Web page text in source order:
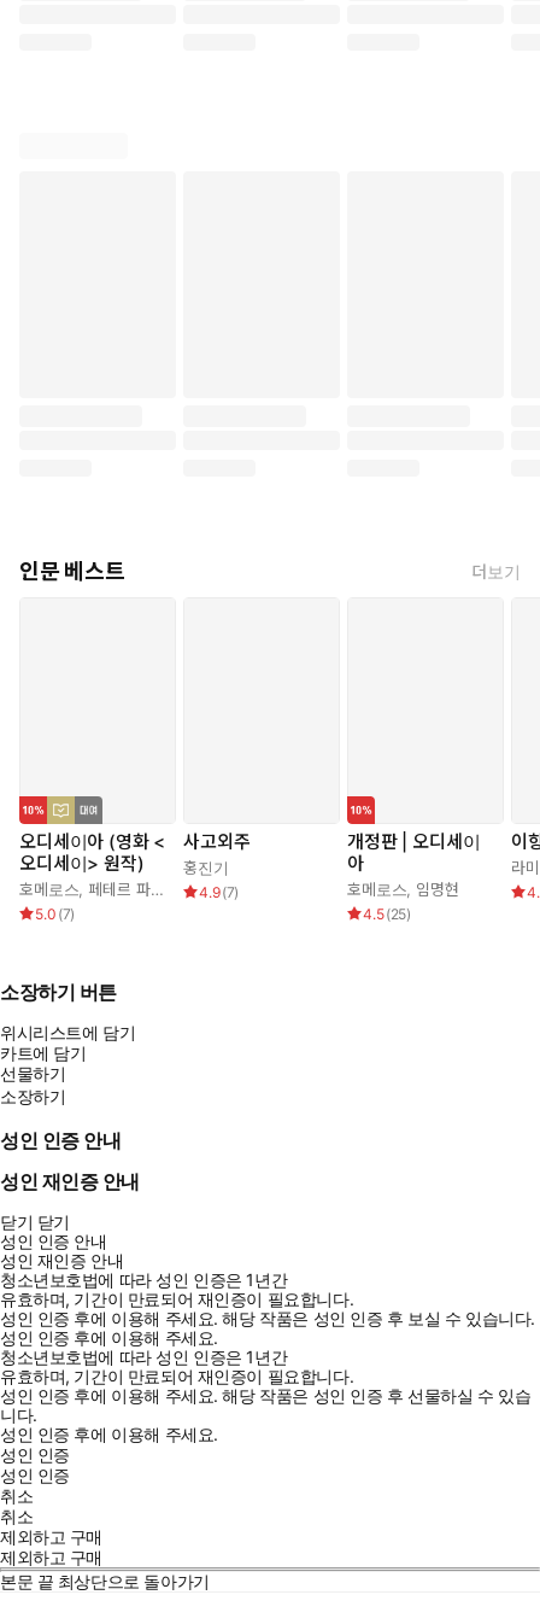
인문 베스트 더보기
오디세이아 (영화 <
오디세이> 원작)
호메로스 페테르 파울 루벤스 ,박문재
5.0 (7)
사고외주
홍진기
4.9(7)
개정판 | 오디세이
아
호메로스 임명현
4.5(25)
이
라
소장하기 버튼
위시리스트에 담기
카트에 담기
선물하기
소장하기
성인 인증 안내
성인 재인증 안내
닫기 닫기
성인 인증 안내
성인 재인증 안내
청소년보호법에 따라 성인 인증은 1년간
유효하며, 기간이 만료되어 재인증이 필요합니다.
성인 인증 후에 이용해 주세요.해당 작품은 성인 인증 후 보실 수 있습니다.
성인 인증 후에 이용해 주세요.
청소년보호법에 따라 성인 인증은 1년간
유효하며, 기간이 만료되어 재인증이 필요합니다.
성인 인증 후에 이용해 주세요.해당 작품은 성인 인증 후 선물하실 수 있습
니다.
성인 인증 후에 이용해 주세요.
성인 인증
성인 인증
취소
취소
제외하고 구매
제외하고 구매
본문 끝 최상단으로 돌아가기